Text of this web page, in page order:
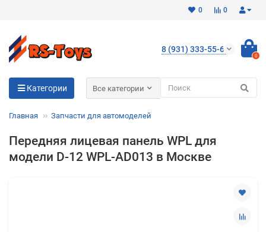
0
0
8 (931) 333-55-65
0
Категории Все категории
Главная Запчасти для автомоделей
Передняя лицевая панель WPL для
модели D-12 WPL-AD013 в Москве
Разбейте
без переплат